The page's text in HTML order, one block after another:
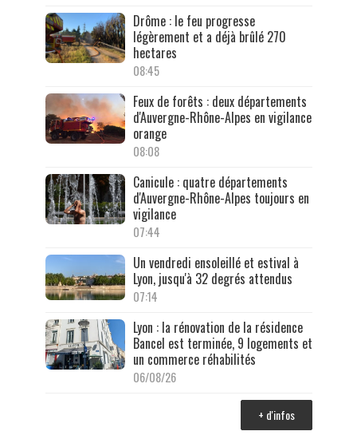
Drôme : le feu progresse
légèrement et a déjà brûlé 270
hectares
08:45
Feux de forêts : deux départements
d'Auvergne-Rhône-Alpes en vigilance
orange
08:08
Canicule : quatre départements
d'Auvergne-Rhône-Alpes toujours en
vigilance
07:44
Un vendredi ensoleillé et estival à
Lyon, jusqu'à 32 degrés attendus
07:14
Lyon : la rénovation de la résidence
Bancel est terminée, 9 logements et
un commerce réhabilités
06/08/26
+ d'infos